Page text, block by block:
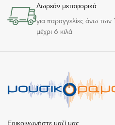
Δωρεάν μεταφορικά
για παραγγελίες άνω των
μέχρι 6 κιλά